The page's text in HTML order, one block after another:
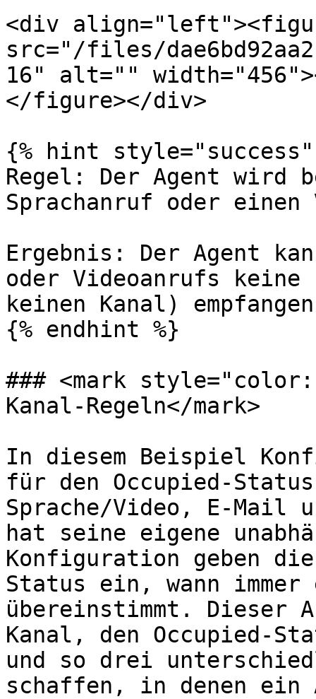
<div
src="/files/
16" alt=""
</figure></div>
{% hint style="success"
Regel: Der Agent wird
Sprachanruf oder
Ergebnis: Der Agent
oder Videoanrufs
keinen Kanal)
{% endhint %}
### <mark
Kanal-Regeln</mark>
In diesem Beispiel
für den Occupied-
Sprache/Video, E-Mail
hat seine eigene
Konfiguration geben
Status ein, wann
übereinstimmt. Dieser
Kanal, den Occupied-
und so drei
schaffen, in denen ein